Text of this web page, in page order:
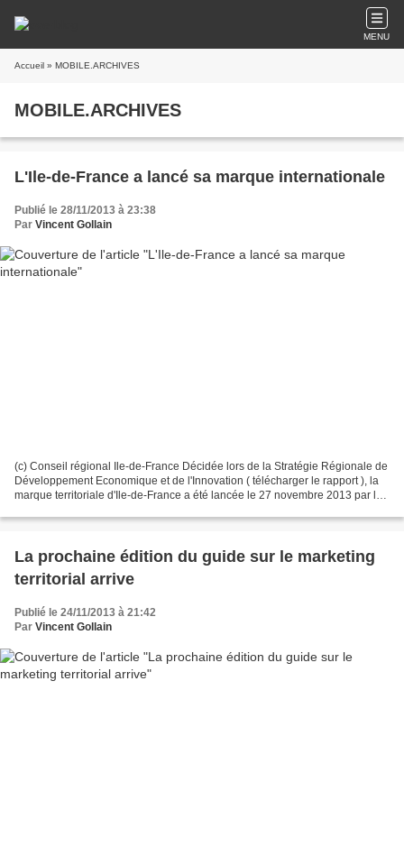
MENU
Accueil » MOBILE.ARCHIVES
MOBILE.ARCHIVES
L'Ile-de-France a lancé sa marque internationale
Publié le 28/11/2013 à 23:38
Par Vincent Gollain
(c) Conseil régional Ile-de-France Décidée lors de la Stratégie Régionale de
Développement Economique et de l'Innovation ( télécharger le rapport ), la
marque territoriale d'Ile-de-France a été lancée le 27 novembre 2013 par le
La prochaine édition du guide sur le marketing
territorial arrive
Publié le 24/11/2013 à 21:42
Par Vincent Gollain